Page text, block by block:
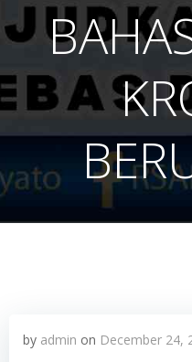
by admin on December 24,